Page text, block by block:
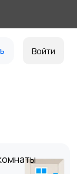
Войти